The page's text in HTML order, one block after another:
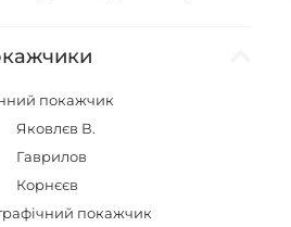
покажчик
Яковлєв В.
Гаврилов
Корнєєв
покажчик